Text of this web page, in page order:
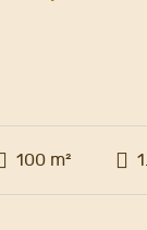
100 m²